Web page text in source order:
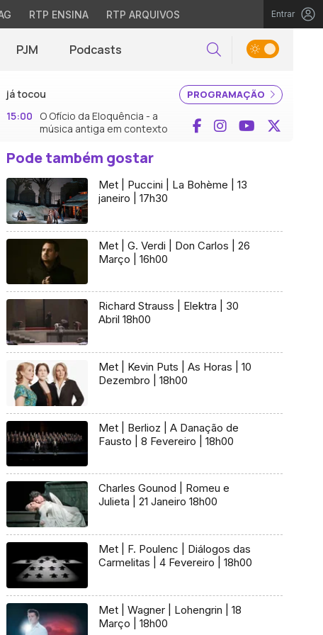
RTP ENSINA RTP ARQUIVOS Entrar
PJM Podcasts Pesquisar
PROGRAMAÇÃO
já tocou
15:00
O Ofício da Eloquência - a
música antiga em contexto
Facebook
InstagramYouTube
Pode também gostar
Met | Puccini | La Bohème | 13
janeiro | 17h30
Met | G. Verdi | Don Carlos | 26
Março | 16h00
Richard Strauss | Elektra | 30
Abril 18h00
Met | Kevin Puts | As Horas | 10
Dezembro | 18h00
Met | Berlioz | A Danação de
Fausto | 8 Fevereiro | 18h00
Charles Gounod | Romeu e
Julieta | 21 Janeiro 18h00
Met | F. Poulenc | Diálogos das
Carmelitas | 4 Fevereiro | 18h00
Met | Wagner | Lohengrin | 18
Março | 18h00